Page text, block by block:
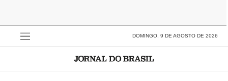
DOMINGO, 9 DE AGOSTO DE 2026